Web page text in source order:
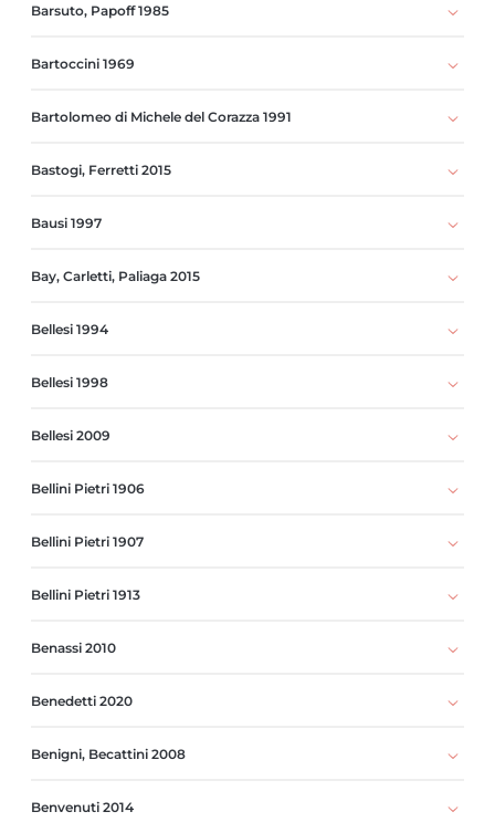
Barsuto, Papoff 1985
Bartoccini 1969
Bartolomeo di Michele del Corazza 1991
Bastogi, Ferretti 2015
Bausi 1997
Bay, Carletti, Paliaga 2015
Bellesi 1994
Bellesi 1998
Bellesi 2009
Bellini Pietri 1906
Bellini Pietri 1907
Bellini Pietri 1913
Benassi 2010
Benedetti 2020
Benigni, Becattini 2008
Benvenuti 2014